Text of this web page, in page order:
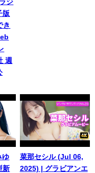
ジ
版
き
週
ゆ
新
菜那セシル (Jul 06,
2025) | グラビアンエ